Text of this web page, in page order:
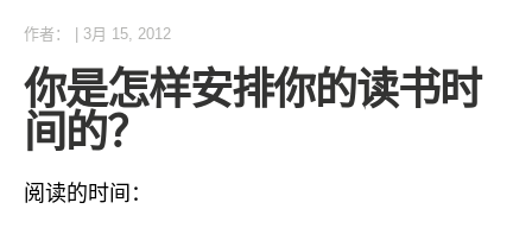
作者： 3月 15, 2012
你是怎样安排你的读书时
间的？
阅读的时间：